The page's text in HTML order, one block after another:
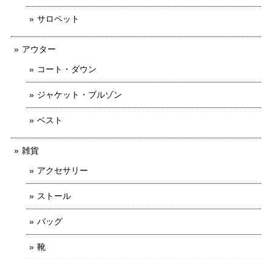
サロペット
アウター
コート・ダウン
ジャケット・ブルゾン
ベスト
雑貨
アクセサリー
ストール
バッグ
靴